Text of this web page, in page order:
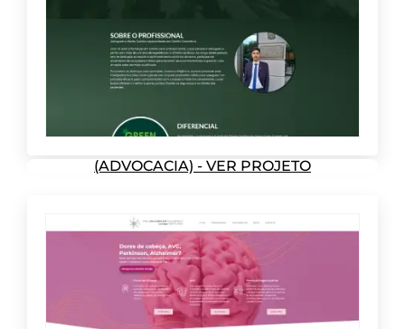
(ADVOCACIA) - VER PROJETO